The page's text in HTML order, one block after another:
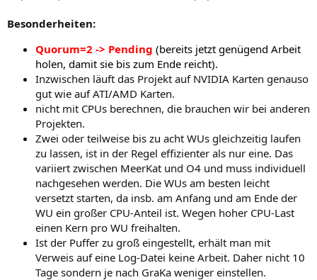
Besonderheiten:
Quorum=2 -> Pending (bereits jetzt genügend Arbeit
holen, damit sie bis zum Ende reicht).
Inzwischen läuft das Projekt auf NVIDIA Karten genauso
gut wie auf ATI/AMD Karten.
nicht mit CPUs berechnen, die brauchen wir bei anderen
Projekten.
Zwei oder teilweise bis zu acht WUs gleichzeitig laufen
zu lassen, ist in der Regel effizienter als nur eine. Das
variiert zwischen MeerKat und O4 und muss individuell
nachgesehen werden. Die WUs am besten leicht
versetzt starten, da insb. am Anfang und am Ende der
WU ein großer CPU-Anteil ist. Wegen hoher CPU-Last
einen Kern pro WU freihalten.
Ist der Puffer zu groß eingestellt, erhält man mit
Verweis auf eine Log-Datei keine Arbeit. Daher nicht 10
Tage sondern je nach GraKa weniger einstellen.